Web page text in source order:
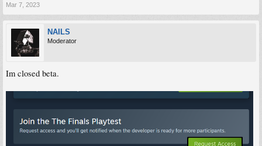
Mar 7, 2023
NAILS
Moderator
Im closed beta.